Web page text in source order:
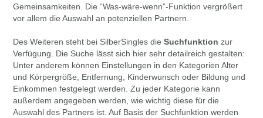
Gemeinsamkeiten. Die “Was-wäre-wenn”-Funktion vergrößert
vor allem die Auswahl an potenziellen Partnern.
Des Weiteren steht bei SilberSingles dieSuchfunktion zur
Verfügung. Die Suche lässt sich hier sehr detailreich gestalten:
Unter anderem können Einstellungen in den Kategorien Alter
und Körpergröße, Entfernung, Kinderwunsch oder Bildung und
Einkommen festgelegt werden. Zu jeder Kategorie kann
außerdem angegeben werden, wie wichtig diese für die
Auswahl des Partners ist. Auf Basis der Suchfunktion werden